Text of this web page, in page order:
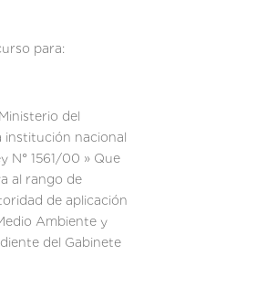
para:
del
institución nacional
N° 1561/00 » Que
al rango de
de aplicación
Ambiente y
del Gabinete